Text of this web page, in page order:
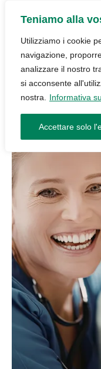
Teniamo alla
Utilizziamo i cookie
navigazione,
analizzare il nostro
si acconsente
nostra.
Informativa
Accettare solo